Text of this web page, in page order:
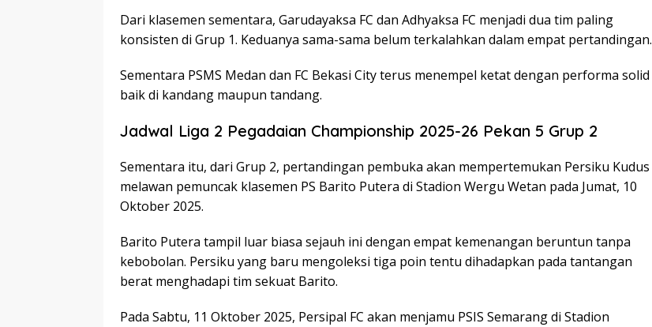
Dari klasemen sementara, Garudayaksa FC dan Adhyaksa FC menjadi dua tim paling
konsisten di Grup 1. Keduanya sama-sama belum terkalahkan dalam empat pertandingan.
Sementara PSMS Medan dan FC Bekasi City terus menempel ketat dengan performa solid
baik di kandang maupun tandang.
Jadwal Liga 2 Pegadaian Championship 2025-26 Pekan 5 Grup 2
Sementara itu, dari Grup 2, pertandingan pembuka akan mempertemukan Persiku Kudus
melawan pemuncak klasemen PS Barito Putera di Stadion Wergu Wetan pada Jumat, 10
Oktober 2025.
Barito Putera tampil luar biasa sejauh ini dengan empat kemenangan beruntun tanpa
kebobolan. Persiku yang baru mengoleksi tiga poin tentu dihadapkan pada tantangan
berat menghadapi tim sekuat Barito.
Pada Sabtu, 11 Oktober 2025, Persipal FC akan menjamu PSIS Semarang di Stadion